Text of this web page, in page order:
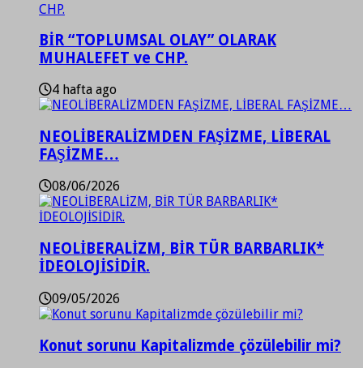
BİR “TOPLUMSAL OLAY” OLARAK
MUHALEFET ve CHP.
4 hafta ago
NEOLİBERALİZMDEN FAŞİZME, LİBERAL
FAŞİZME…
08/06/2026
NEOLİBERALİZM, BİR TÜR BARBARLIK*
İDEOLOJİSİDİR.
09/05/2026
Konut sorunu Kapitalizmde çözülebilir mi?